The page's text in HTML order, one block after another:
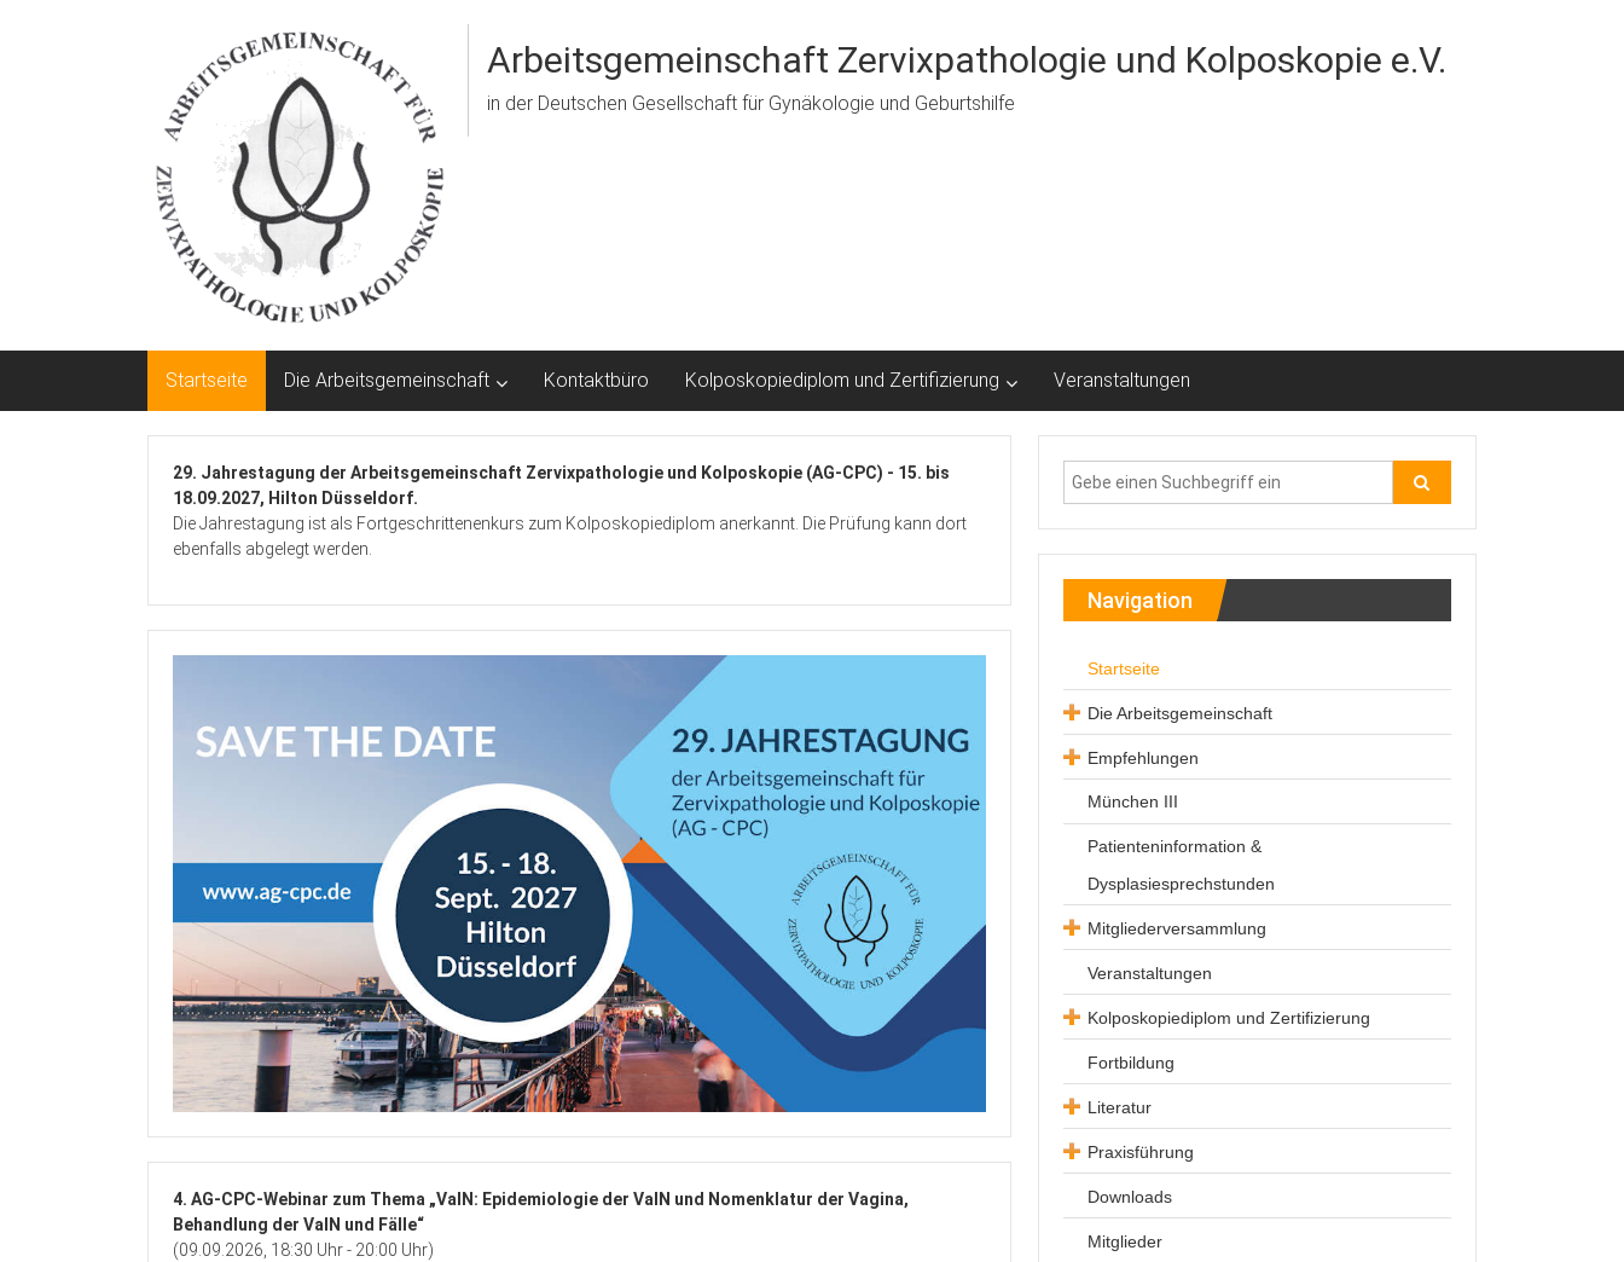
Arbeitsgemeinschaft Zervixpathologie und Kolposkopie e.V.
in der Deutschen Gesellschaft für Gynäkologie und Geburtshilfe
Startseite Die Arbeitsgemeinschaft Kontaktbüro Kolposkopiediplom und Zertifizierung Veranstaltungen
29. Jahrestagung der Arbeitsgemeinschaft Zervixpathologie und Kolposkopie (AG-CPC) - 15. bis
18.09.2027, Hilton Düsseldorf.
Die Jahrestagung ist als Fortgeschrittenenkurs zum Kolposkopiediplom anerkannt. Die Prüfung kann dort
ebenfalls abgelegt werden.
4. AG-CPC-Webinar zum Thema „VaIN: Epidemiologie der VaIN und Nomenklatur der Vagina,
Behandlung der VaIN und Fälle“
(09.09.2026, 18:30 Uhr - 20:00 Uhr)
Navigation
Startseite
Die Arbeitsgemeinschaft
Empfehlungen
München III
Patienteninformation &
Dysplasiesprechstunden
Mitgliederversammlung
Veranstaltungen
Kolposkopiediplom und Zertifizierung
Fortbildung
Literatur
Praxisführung
Downloads
Mitglieder